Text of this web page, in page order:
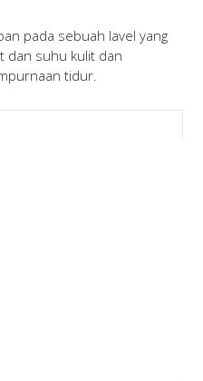
pada sebuah lavel yang
dan suhu kulit dan
tidur.